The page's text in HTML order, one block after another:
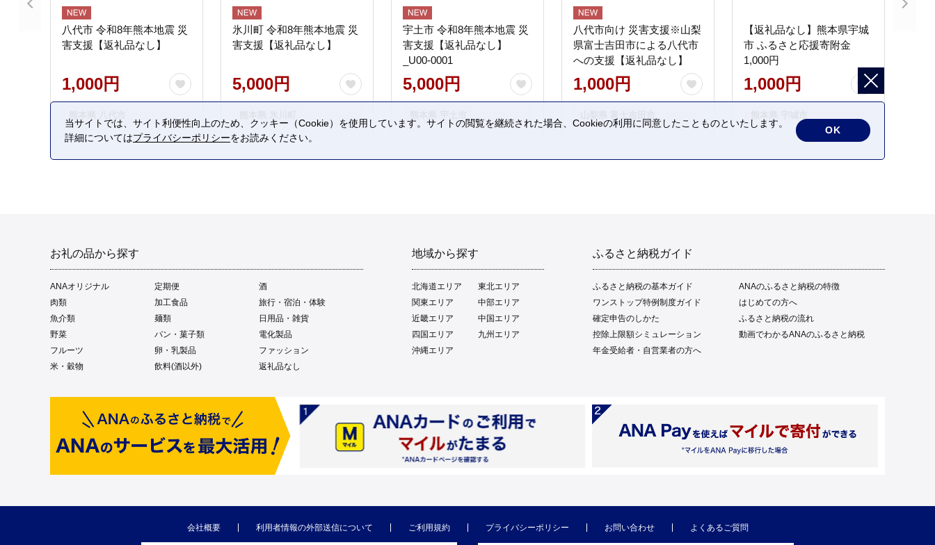
八代市 令和8年熊本地震 災
害支援【返礼品なし】
1,000円
氷川町 令和8年熊本地震 災
害支援【返礼品なし】
5,000円
宇土市 令和8年熊本地震 災
害支援【返礼品なし】
_U00-0001
5,000円
八代市向け 災害支援※山梨
県富士吉田市による八代市
への支援【返礼品なし】
1,000円
【返礼品なし】熊本県宇城
市 ふるさと応援寄附金
1,000円
1,000円
お礼の品から探す
ANAオリジナル 定期便
酒
肉類
加工食品
旅行・宿泊・体験
魚介類
麺類
日用品・雑貨
野菜
パン・菓子類
電化製品
フルーツ
卵・乳製品
ファッション
米・穀物
飲料(酒以外) 返礼品なし
地域から探す
北海道エリア
東北エリア
関東エリア
中部エリア
近畿エリア
中国エリア
四国エリア
九州エリア
沖縄エリア
ふるさと納税ガイド
ふるさと納税の基本ガイド
ANAのふるさと納税の特徴
ワンストップ特例制度ガイド
はじめての方へ
確定申告のしかた
ふるさと納税の流れ
控除上限額シミュレーション
動画でわかるANAのふるさと納税
年金受給者・自営業者の方へ
会社概要 利用者情報の外部送信について ご利用規約 プライバシーポリシー お問い合わせ よくあるご質問
当サイトでは、サイト利便性向上のため、クッキー（Cookie）を使用しています。サイトの閲覧を継続された場合、Cookieの利用に同意したことものといたします。
詳細についてはプライバシーポリシーをお読みください。
OK